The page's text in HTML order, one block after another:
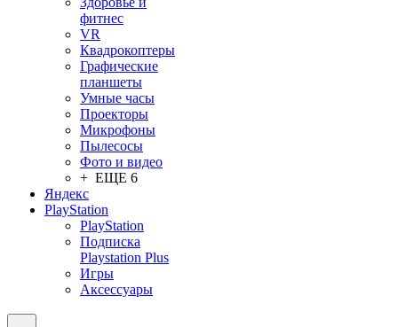
фитнес
VR
Квадрокоптеры
Графические
планшеты
Умные часы
Проекторы
Микрофоны
Пылесосы
Фото и видео
+ ЕЩЕ 6
Яндекс
PlayStation
PlayStation
Подписка
Playstation Plus
Игры
Аксессуары